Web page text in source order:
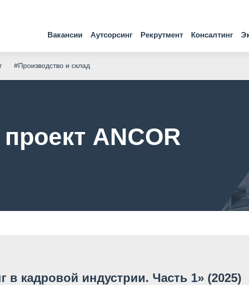
Вакансии Аутсорсинг Рекрутмент Консалтинг
#Производство и склад
ANCOR
в кадровой индустрии. Часть 1» (2025)